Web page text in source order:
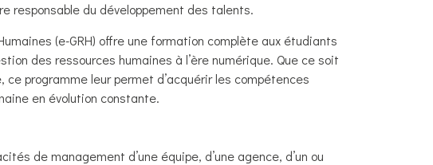
responsable du développement des talents.
(e-GRH) offre une formation complète aux étudiants
des ressources humaines à l’ère numérique. Que ce soit
programme leur permet d’acquérir les compétences
en évolution constante.
de management d’une équipe, d’une agence, d’un ou